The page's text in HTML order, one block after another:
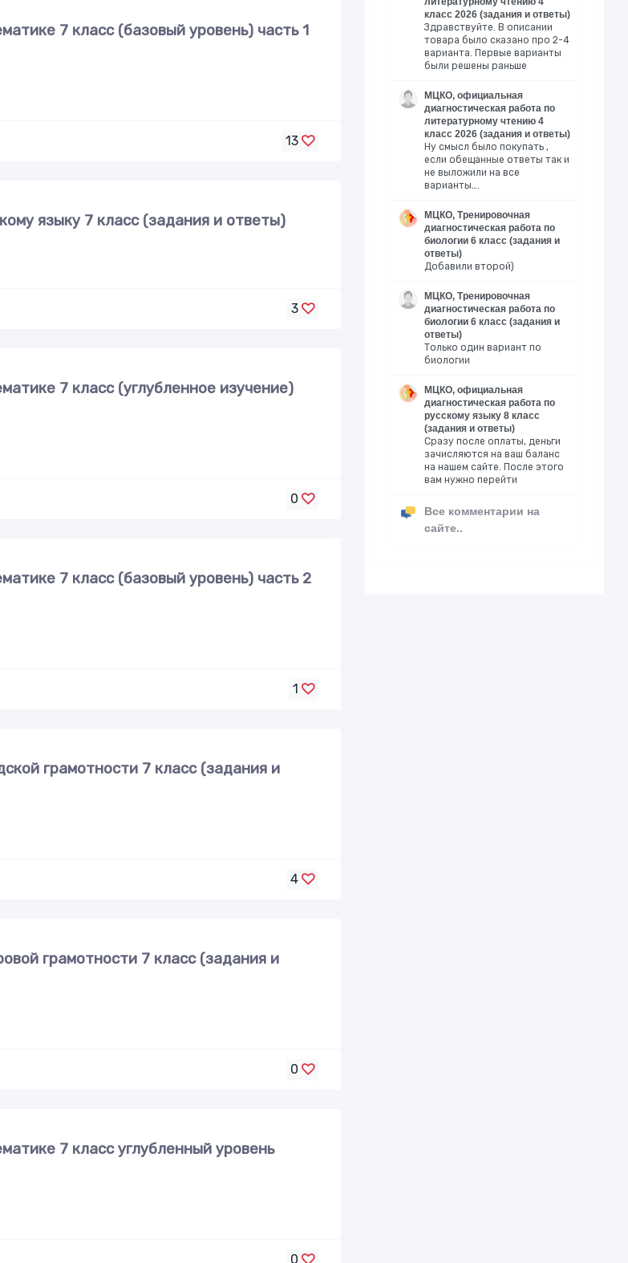
7 класс (базовый уровень) часть 1
13
языку 7 класс (задания и ответы)
3
7 класс (углубленное изучение)
0
7 класс (базовый уровень) часть 2
1
грамотности 7 класс (задания и
4
грамотности 7 класс (задания и
0
7 класс углубленный уровень
0
класс 2026 (задания и ответы)
Здравствуйте. В описании
товара было сказано про 2-4
варианта. Первые варианты
были решены раньше
МЦКО, официальная
диагностическая работа по
литературному чтению 4
класс 2026 (задания и ответы)
Ну смысл было покупать ,
если обещанные ответы так и
не выложили на все
варианты….
МЦКО, Тренировочная
диагностическая работа по
биологии 6 класс (задания и
ответы)
Добавили второй)
МЦКО, Тренировочная
диагностическая работа по
биологии 6 класс (задания и
ответы)
Только один вариант по
биологии
МЦКО, официальная
диагностическая работа по
русскому языку 8 класс
(задания и ответы)
Сразу после оплаты, деньги
зачисляются на ваш баланс
на нашем сайте. После этого
вам нужно перейти
Все комментарии на
сайте..